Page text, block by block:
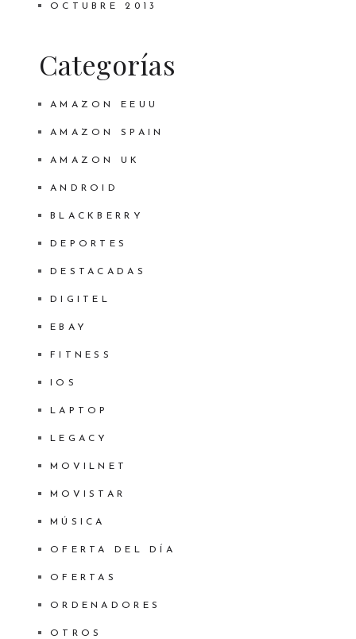
OCTUBRE 2013
Categorías
AMAZON EEUU
AMAZON SPAIN
AMAZON UK
ANDROID
BLACKBERRY
DEPORTES
DESTACADAS
DIGITEL
EBAY
FITNESS
IOS
LAPTOP
LEGACY
MOVILNET
MOVISTAR
MÚSICA
OFERTA DEL DÍA
OFERTAS
ORDENADORES
OTROS